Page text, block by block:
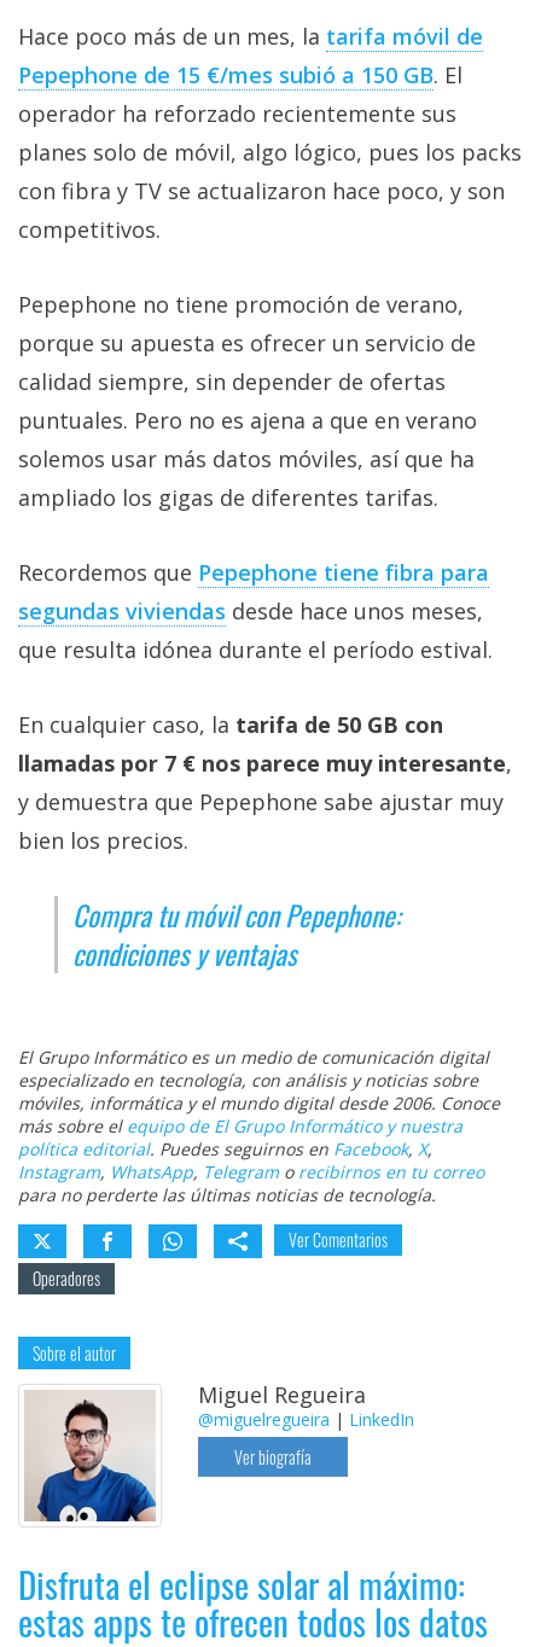
Hace poco más de un mes, la tarifa móvil de
Pepephone de 15 €/mes subió a 150 GB‎. El
operador ha reforzado recientemente sus
planes solo de móvil, algo lógico, pues los packs
con fibra y TV se actualizaron hace poco, y son
competitivos.
Pepephone no tiene promoción de verano,
porque su apuesta es ofrecer un servicio de
calidad siempre, sin depender de ofertas
puntuales. Pero no es ajena a que en verano
solemos usar más datos móviles, así que ha
ampliado los gigas de diferentes tarifas.
Recordemos que Pepephone tiene fibra para
segundas viviendas‎ desde hace unos meses,
que resulta idónea durante el período estival.
En cualquier caso, la tarifa de 50 GB con
llamadas por 7 € nos parece muy interesante,
y demuestra que Pepephone sabe ajustar muy
bien los precios.
Compra tu móvil con Pepephone:
condiciones y ventajas
El Grupo Informático es un medio de comunicación digital
especializado en tecnología, con análisis y noticias sobre
móviles, informática y el mundo digital desde 2006. Conoce
más sobre el equipo de El Grupo Informático y nuestra
política editorial. Puedes seguirnos en Facebook, X,
Instagram, WhatsApp, Telegramo recibirnos en tu correo
para no perderte las últimas noticias de tecnología.
Ver Comentarios
Operadores
Sobre el autor
Miguel Regueira
@miguelregueira | LinkedIn
Ver biografía
Disfruta el eclipse solar al máximo:
estas apps te ofrecen todos los datos